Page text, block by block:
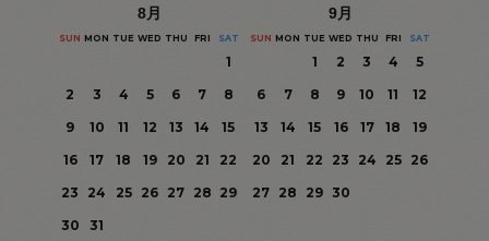
8月
SUN MON TUE WED THU FRI SAT
1
2
3 4 5 6 7
8
9
10 11 12 13 14
15
16
17 18 19 20 21
22
23
24 25 26 27 28 29
30
31
9月
SUN MON TUE WED THU FRI SAT
1 2 3 4
5
6
7 8 9 10 11
12
13
14 15 16 17 18
19
20
21 22 23 24 25
26
27 28 29 30